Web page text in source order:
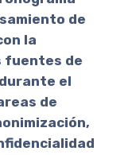
de
la
fuentes de
el
de